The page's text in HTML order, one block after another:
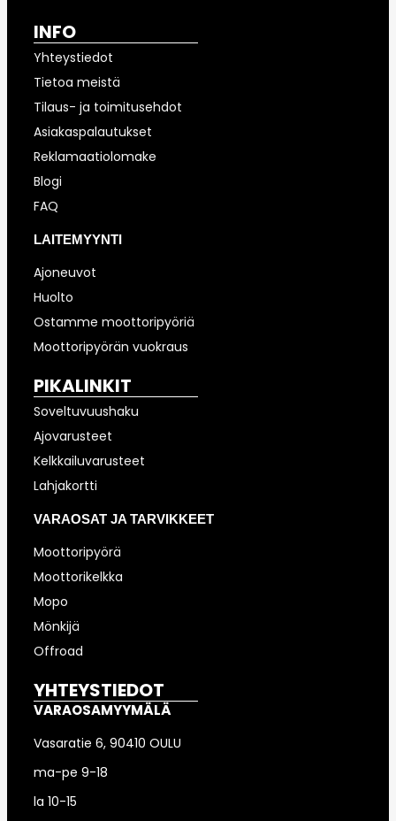
INFO
Yhteystiedot
Tietoa meistä
Tilaus- ja toimitusehdot
Asiakaspalautukset
Reklamaatiolomake
Blogi
FAQ
LAITEMYYNTI
Ajoneuvot
Huolto
Ostamme moottoripyöriä
Moottoripyörän vuokraus
PIKALINKIT
Soveltuvuushaku
Ajovarusteet
Kelkkailuvarusteet
Lahjakortti
VARAOSAT JA TARVIKKEET
Moottoripyörä
Moottorikelkka
Mopo
Mönkijä
Offroad
YHTEYSTIEDOT
VARAOSAMYYMÄLÄ
Vasaratie 6, 90410 OULU
ma-pe 9-18
la 10-15